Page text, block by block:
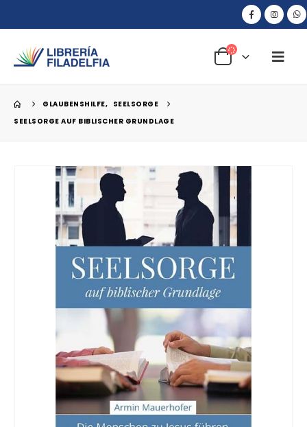
GLAUBENSHILFE, SEELSORGE
SEELSORGE AUF BIBLISCHER GRUNDLAGE